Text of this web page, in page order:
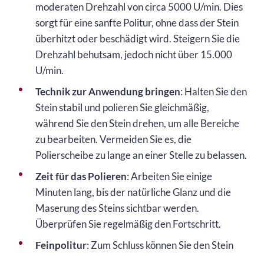
moderaten Drehzahl von circa 5000 U/min. Dies
sorgt für eine sanfte Politur, ohne dass der Stein
überhitzt oder beschädigt wird. Steigern Sie die
Drehzahl behutsam, jedoch nicht über 15.000
U/min.
Technik zur Anwendung bringen: Halten Sie den
Stein stabil und polieren Sie gleichmäßig,
während Sie den Stein drehen, um alle Bereiche
zu bearbeiten. Vermeiden Sie es, die
Polierscheibe zu lange an einer Stelle zu belassen.
Zeit für das Polieren: Arbeiten Sie einige
Minuten lang, bis der natürliche Glanz und die
Maserung des Steins sichtbar werden.
Überprüfen Sie regelmäßig den Fortschritt.
Feinpolitur: Zum Schluss können Sie den Stein